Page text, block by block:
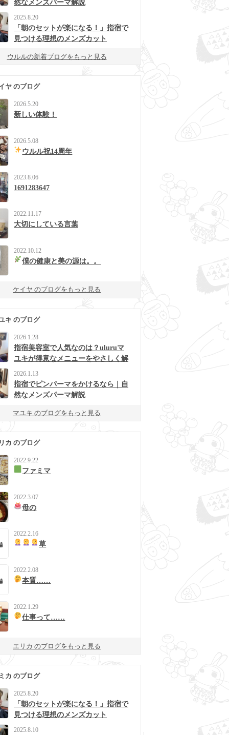
然なメンズパーマ解説
2025.8.20
「朝のセットが楽になる！」指宿で
見つける理想のメンズカット
ウルルの新着ブログをもっと見る
ヤ のブログ
2026.5.20
新しい体験！
2026.5.08
ウルル祝14周年
2023.8.06
1691283647
2022.11.17
大切にしている言葉
2022.10.12
僕の健康と美の源は。。
ケイヤ のブログをもっと見る
キ のブログ
2026.1.28
指宿美容室で人気なのは？uluruマ
ユキが得意なメニューをやさしく解
2026.1.13
指宿でピンパーマをかけるなら｜自
然なメンズパーマ解説
マユキ のブログをもっと見る
カ のブログ
2022.9.22
ファミマ
2022.3.07
母の
2022.2.16
草
2022.2.08
本質……
2022.1.29
仕事って……
エリカ のブログをもっと見る
カ のブログ
2025.8.20
「朝のセットが楽になる！」指宿で
見つける理想のメンズカット
2025.8.10